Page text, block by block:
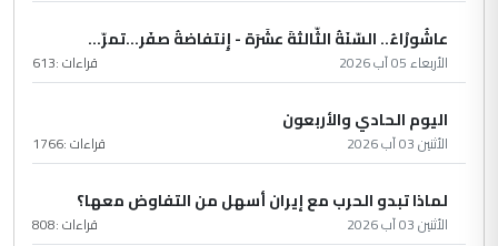
عاشُورْاءُ.. السّنَةُ الثّالثةَ عشَرَة - إِنتفاضةُ صفَر…تمرّ...
الأربعاء 05 آب 2026 قراءات :613
اليوم الحادي والأربعون
الأثنين 03 آب 2026 قراءات :1766
لماذا تبدو الحرب مع إيران أسهل من التفاوض معها؟
الأثنين 03 آب 2026 قراءات :808